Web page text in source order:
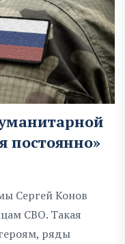
постоянно»
Сергей Конов
СВО. Такая
ряды